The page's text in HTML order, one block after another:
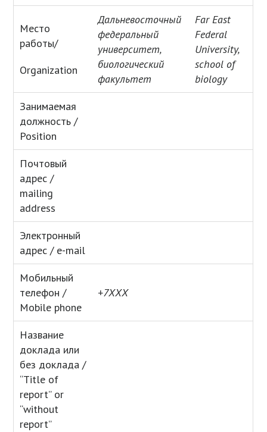
Место
работы/
Organization
Дальневосточный
федеральный
университет,
биологический
факультет
Far East
Federal
University,
school of
biology
Занимаемая
должность /
Position
Почтовый
адрес /
mailing
address
Электронный
адрес / e-mail
Мобильный
телефон /
Mobile phone
+7ХХХ
Название
доклада или
без доклада /
“Title of
report” or
“without
report”